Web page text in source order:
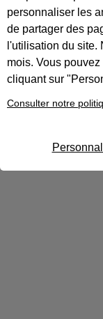
personnaliser les
de partager des
l'utilisation du site.
mois. Vous
cliquant sur
Consulter notre